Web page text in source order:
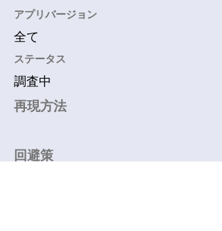
アプリバージョン
全て
​ステータス
調査中
再現方法
回避策